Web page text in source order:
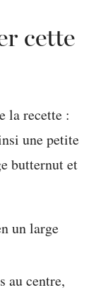
cette
la recette :
une petite
butternut et
un large
au centre,